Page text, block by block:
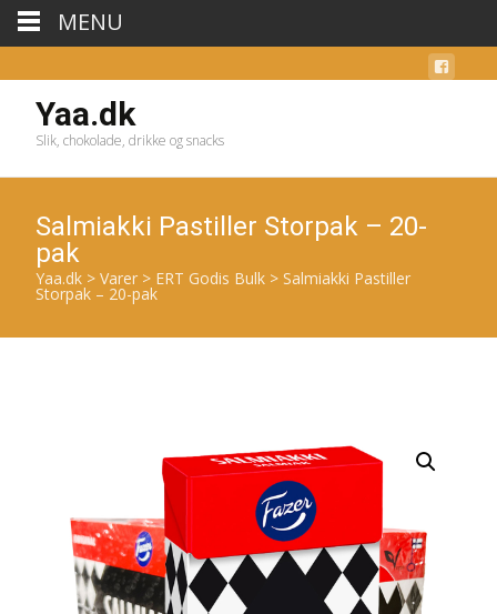
Yaa.dk
Slik, chokolade, drikke og snacks
Salmiakki Pastiller Storpak – 20-
pak
Yaa.dk > Varer > ERT Godis Bulk > Salmiakki Pastiller
Storpak – 20-pak
MENU